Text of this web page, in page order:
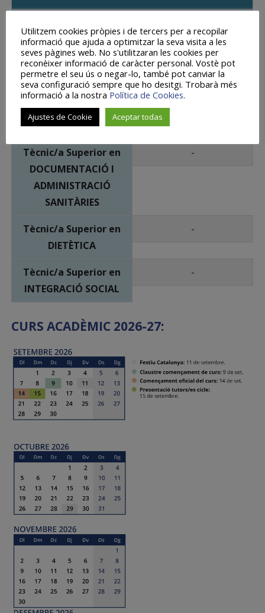
Tècnic/a Superior en
HIGIENE BUCODENTAL
-
Tècnic/a en
CURES AUXILIARS
D'INFERMERIA
-
Tècnic/a Superior en
DOCUMENTACIÓ I
ADMINISTRACIÓ
SANITÀRIES
-
Tècnic/a Superior en
DIETÈTICA
-
Tècnic/a Superior en
INTEGRACIÓ SOCIAL
-
CURS ACADÈMIC 2026-27:
Utilitzem cookies pròpies i de tercers per a recopilar
informació que ajuda a optimitzar la seva visita a les
seves pàgines web. No s'utilitzaran les cookies per
reconèixer informació de caràcter personal. Vostè pot
permetre el seu ús o negar-lo, també pot canviar la
seva configuració sempre que ho desitgi. Trobarà més
informació a la nostra Política de Cookies.
Ajustes de Cookie Aceptar todas